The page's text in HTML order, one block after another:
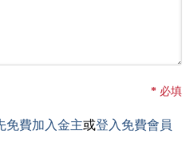
* 必填
免費加入金主或登入免費會員